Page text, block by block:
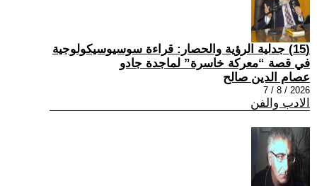
(15) جدلية الرؤية والحصار: قراءة سوسيوسيكولوجية
في قصة “معركة خاسرة” لماجدة جادو
عصام الدين صالح
2026 / 8 / 7
الادب والفن